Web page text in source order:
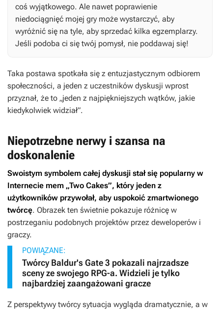
coś wyjątkowego. Ale nawet poprawienie
niedociągnięć mojej gry może wystarczyć, aby
wyróżnić się na tyle, aby sprzedać kilka egzemplarzy.
Jeśli podoba ci się twój pomysł, nie poddawaj się!
Taka postawa spotkała się z entuzjastycznym odbiorem
społeczności, a jeden z uczestników dyskusji wprost
przyznał, że to „jeden z najpiękniejszych wątków, jakie
kiedykolwiek widział”.
Niepotrzebne nerwy i szansa na
doskonalenie
Swoistym symbolem całej dyskusji stał się popularny w
Internecie mem „Two Cakes”, który jeden z
użytkowników przywołał, aby uspokoić zmartwionego
twórcę. Obrazek ten świetnie pokazuje różnicę w
postrzeganiu podobnych projektów przez deweloperów i
graczy.
POWIĄZANE:
Twórcy Baldur's Gate 3 pokazali najrzadsze
sceny ze swojego RPG-a. Widzieli je tylko
najbardziej zaangażowani gracze
Z perspektywy twórcy sytuacja wygląda dramatycznie, a w